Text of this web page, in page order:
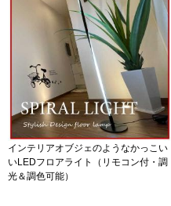
インテリアオブジェのようなかっこい
いLEDフロアライト（リモコン付・調
光＆調色可能）